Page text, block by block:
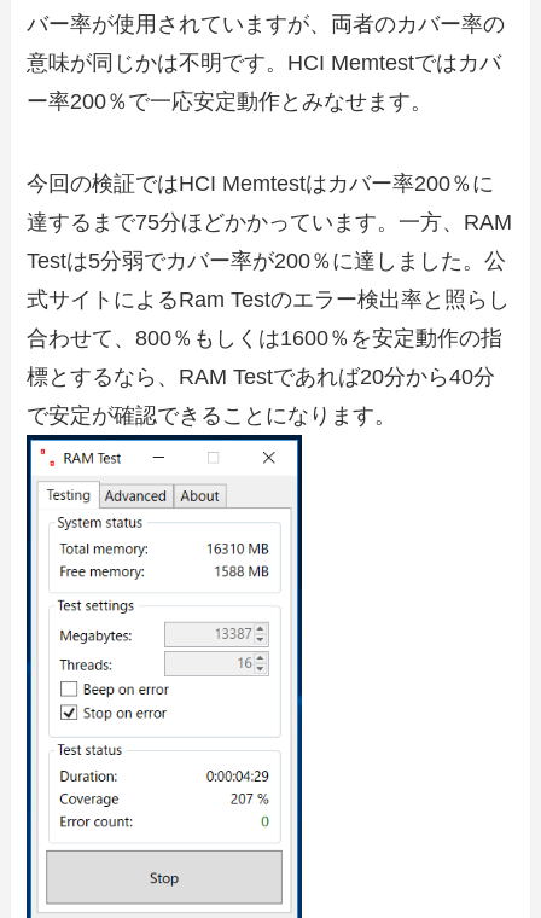
バー率が使用されていますが、両者のカバー率の
意味が同じかは不明です。HCI Memtestではカバ
ー率200％で一応安定動作とみなせます。
今回の検証ではHCI Memtestはカバー率200％に
達するまで75分ほどかかっています。一方、RAM
Testは5分弱でカバー率が200％に達しました。公
式サイトによるRam Testのエラー検出率と照らし
合わせて、800％もしくは1600％を安定動作の指
標とするなら、RAM Testであれば20分から40分
で安定が確認できることになります。